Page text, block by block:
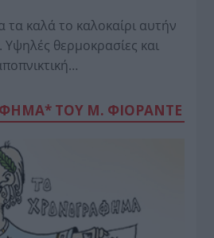
τα καλά το καλοκαίρι αυτήν
θερμοκρασίες και
ΤΟΥ Μ. ΦΙΟΡΆΝΤΕ